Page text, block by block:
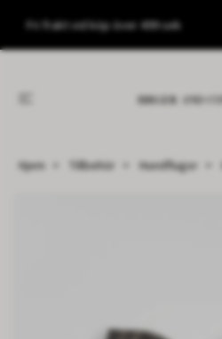
Fri frakt vid köp över 499 sek
Hjem Tillbehör Hundflugor